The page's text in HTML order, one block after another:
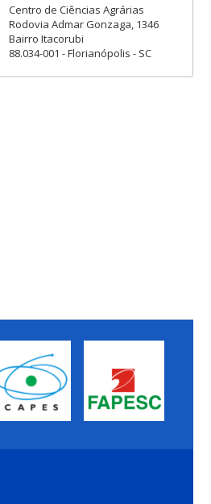
Centro de Ciências Agrárias
Rodovia Admar Gonzaga, 1346
Bairro Itacorubi
88.034-001 - Florianópolis - SC